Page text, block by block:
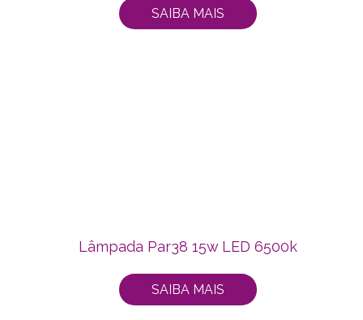
SAIBA MAIS
Lâmpada Par38 15w LED 6500k
SAIBA MAIS